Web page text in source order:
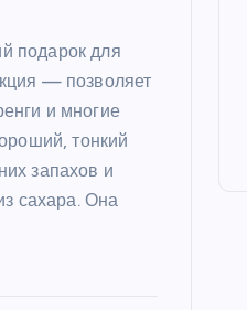
подарок для
— позволяет
и многие
тонкий
запахов и
сахара. Она